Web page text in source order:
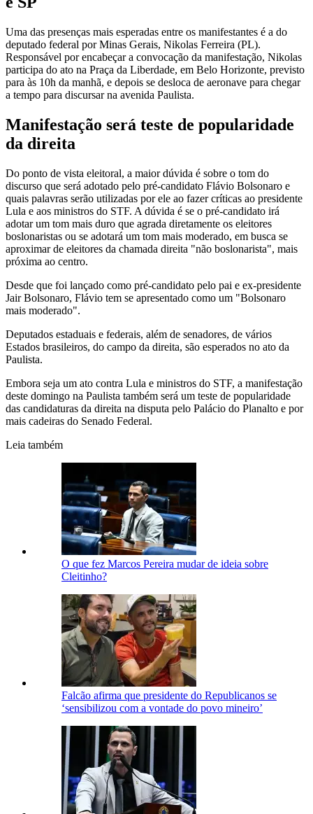
Uma das presenças mais esperadas entre os manifestantes é a do
deputado federal por Minas Gerais, Nikolas Ferreira (PL).
Responsável por encabeçar a convocação da manifestação, Nikolas
participa do ato na Praça da Liberdade, em Belo Horizonte, previsto
para às 10h da manhã, e depois se desloca de aeronave para chegar
a tempo para discursar na avenida Paulista.
Manifestação será teste de popularidade
da direita
Do ponto de vista eleitoral, a maior dúvida é sobre o tom do
discurso que será adotado pelo pré-candidato Flávio Bolsonaro e
quais palavras serão utilizadas por ele ao fazer críticas ao presidente
Lula e aos ministros do STF. A dúvida é se o pré-candidato irá
adotar um tom mais duro que agrada diretamente os eleitores
boslonaristas ou se adotará um tom mais moderado, em busca se
aproximar de eleitores da chamada direita "não boslonarista", mais
próxima ao centro.
Desde que foi lançado como pré-candidato pelo pai e ex-presidente
Jair Bolsonaro, Flávio tem se apresentado como um "Bolsonaro
mais moderado".
Deputados estaduais e federais, além de senadores, de vários
Estados brasileiros, do campo da direita, são esperados no ato da
Paulista.
Embora seja um ato contra Lula e ministros do STF, a manifestação
deste domingo na Paulista também será um teste de popularidade
das candidaturas da direita na disputa pelo Palácio do Planalto e por
mais cadeiras do Senado Federal.
Leia também
O que fez Marcos Pereira mudar de ideia sobre
Cleitinho?
Falcão afirma que presidente do Republicanos se
‘sensibilizou com a vontade do povo mineiro’